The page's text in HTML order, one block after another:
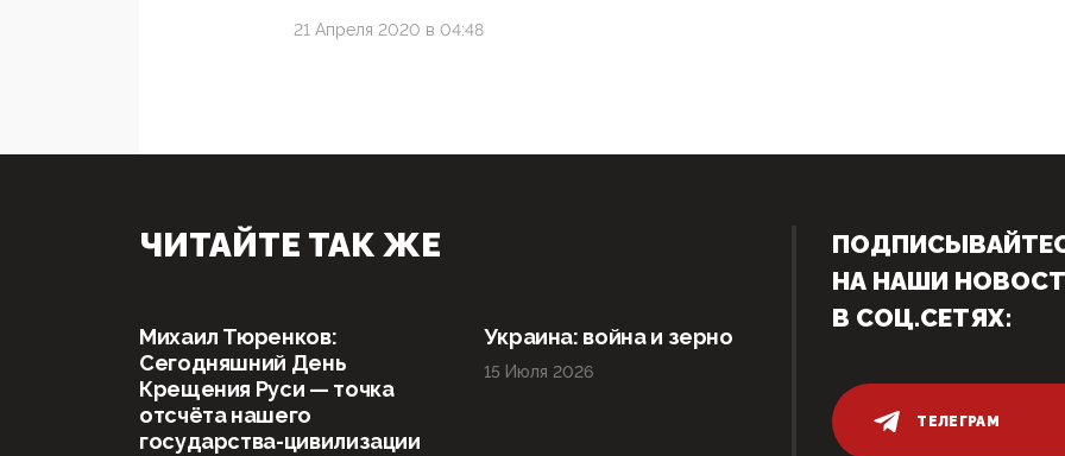
21 Апреля 2020 в 04:48
ЧИТАЙТЕ ТАК ЖЕ
Михаил Тюренков:
Сегодняшний День
Крещения Руси — точка
отсчёта нашего
государства-цивилизации
Украина: война и зерно
15 Июля 2026
НА НАШИ
В СОЦ.СЕТЯХ:
ТЕЛЕГРАМ